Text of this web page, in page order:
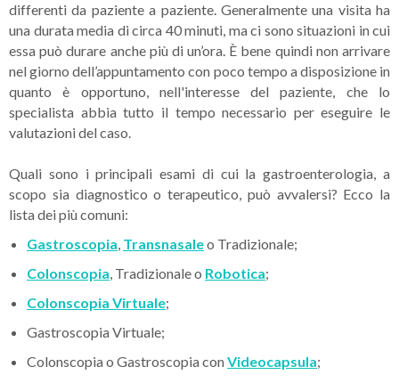
differenti da paziente a paziente. Generalmente una visita ha
una durata media di circa 40 minuti, ma ci sono situazioni in cui
essa può durare anche più di un’ora. È bene quindi non arrivare
nel giorno dell’appuntamento con poco tempo a disposizione in
quanto è opportuno, nell'interesse del paziente, che lo
specialista abbia tutto il tempo necessario per eseguire le
valutazioni del caso.
Quali sono i principali esami di cui la gastroenterologia, a
scopo sia diagnostico o terapeutico, può avvalersi? Ecco la
lista dei più comuni:
Gastroscopia, Transnasaleo Tradizionale;
Colonscopia, Tradizionale o Robotica;
Colonscopia Virtuale;
Gastroscopia Virtuale;
Colonscopia o Gastroscopia conVideocapsula;